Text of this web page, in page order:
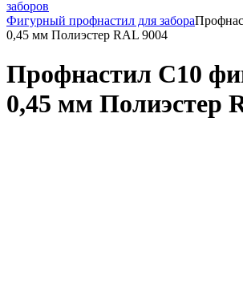
заборов
Фигурный профнастил для забора
0,45 мм Полиэстер RAL 9004
Профнастил С10
0,45 мм Полиэстер